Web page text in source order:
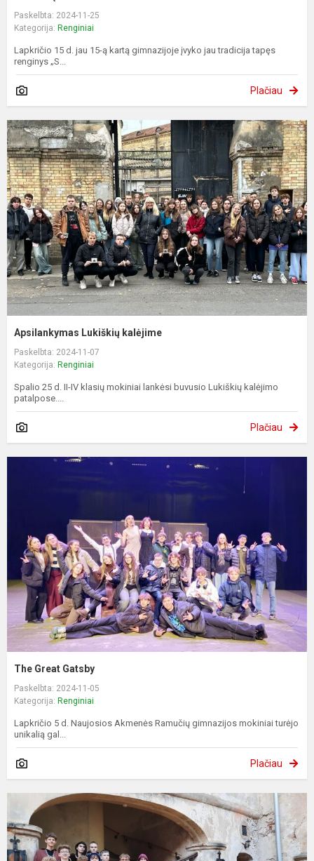
Paskelbta: 2024-11-25
Kategorija: Renginiai
Lapkričio 15 d. jau 15-ą kartą gimnazijoje įvyko jau tradicija tapęs
renginys „S...
Plačiau
Apsilankymas Lukiškių kalėjime
Paskelbta: 2024-11-07
Kategorija: Renginiai
Spalio 25 d. II-IV klasių mokiniai lankėsi buvusio Lukiškių kalėjimo
patalpose....
Plačiau
The Great Gatsby
Paskelbta: 2024-11-05
Kategorija: Renginiai
Lapkričio 5 d. Naujosios Akmenės Ramučių gimnazijos mokiniai turėjo
unikalią gal...
Plačiau